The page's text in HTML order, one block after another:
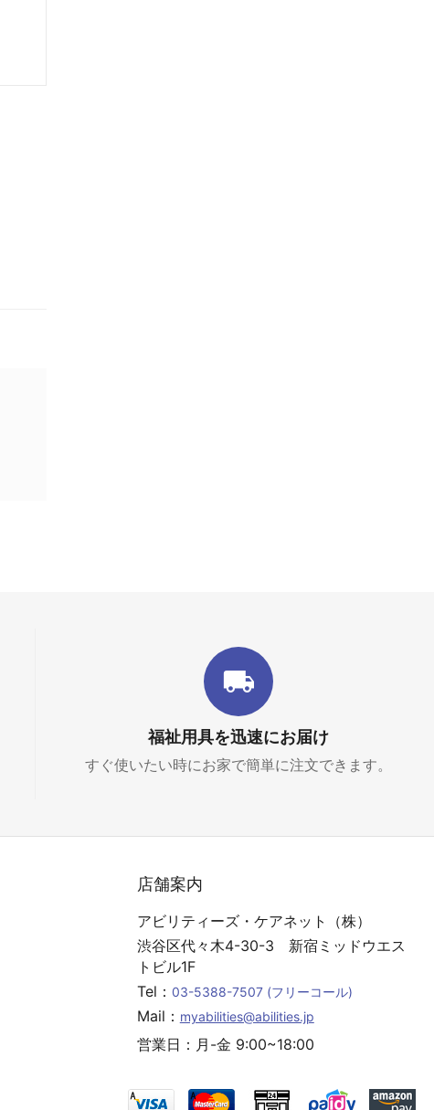
福祉用具を迅速にお届け
すぐ使いたい時にお家で簡単に注文できます。
店舗案内
アビリティーズ・ケアネット（株）
渋谷区代々木4-30-3 新宿ミッドウエス
トビル1F
Tel： 03-5388-7507(フリーコール)
Mail： myabilities@abilities.jp
営業日：月-金 9:00~18:00